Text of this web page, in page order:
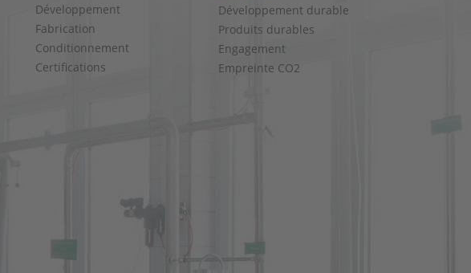
Développement
Fabrication
Conditionnement
Certifications
Développement durable
Produits durables
Engagement
Empreinte CO2